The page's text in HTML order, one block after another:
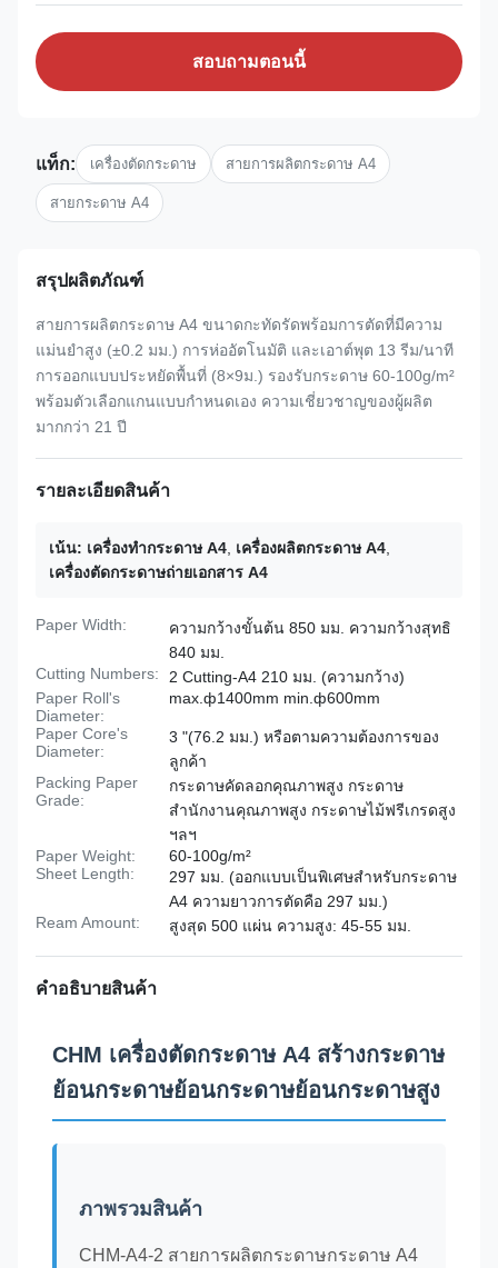
สอบถามตอนนี้
แท็ก: เครื่องตัดกระดาษ สายการผลิตกระดาษ A4
สายกระดาษ A4
สรุปผลิตภัณฑ์
สายการผลิตกระดาษ A4 ขนาดกะทัดรัดพร้อมการตัดที่มีความ
แม่นยำสูง (±0.2 มม.) การห่ออัตโนมัติ และเอาต์พุต 13 รีม/นาที
การออกแบบประหยัดพื้นที่ (8×9ม.) รองรับกระดาษ 60-100g/m²
พร้อมตัวเลือกแกนแบบกำหนดเอง ความเชี่ยวชาญของผู้ผลิต
มากกว่า 21 ปี
รายละเอียดสินค้า
เน้น: เครื่องทำกระดาษ A4 เครื่องผลิตกระดาษ A4
เครื่องตัดกระดาษถ่ายเอกสาร A4
Paper Width:
ความกว้างขั้นต้น 850 มม. ความกว้างสุทธิ
840 มม.
Cutting Numbers:
2 Cutting-A4 210 มม. (ความกว้าง)
Paper Roll's
Diameter:
max.ф1400mm min.ф600mm
Paper Core's
Diameter:
3 "(76.2 มม.) หรือตามความต้องการของ
ลูกค้า
Packing Paper
Grade:
กระดาษคัดลอกคุณภาพสูง กระดาษ
สำนักงานคุณภาพสูง กระดาษไม้ฟรีเกรดสูง
ฯลฯ
Paper Weight:
60-100g/m²
Sheet Length:
297 มม. (ออกแบบเป็นพิเศษสำหรับกระดาษ
A4 ความยาวการตัดคือ 297 มม.)
Ream Amount:
สูงสุด 500 แผ่น ความสูง: 45-55 มม.
คําอธิบายสินค้า
CHM เครื่องตัดกระดาษ A4 สร้างกระดาษ
ย้อนกระดาษย้อนกระดาษย้อนกระดาษสูง
ภาพรวมสินค้า
CHM-A4-2 สายการผลิตกระดาษกระดาษ A4